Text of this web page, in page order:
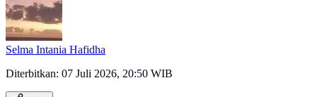
Selma Intania Hafidha
Diterbitkan: 07 Juli 2026, 20:50 WIB